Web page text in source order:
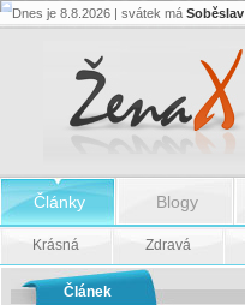
Oslava
Dnes je 8.8.2026 | svátek má Soběslav
Články Blogy
Krásná Zdravá
Článek